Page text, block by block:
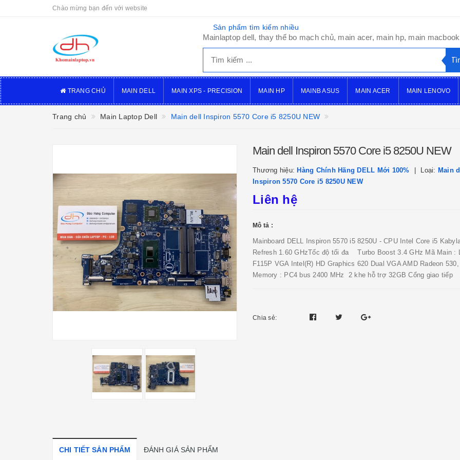
Chào mừng bạn đến với website
Sản phẩm tìm kiếm nhiều
Mainlaptop dell, thay thế bo mạch chủ, main acer, main hp, main
TRANG CHỦ MAIN DELL MAIN XPS - PRECISION MAIN HP MAINB ASUS MAIN ACER MAIN LENOVO
Trang chủ Main Laptop Dell Main dell Inspiron 5570 Core i5 8250U NEW
Main dell Inspiron 5570 Core i5 8250U NEW
Thương hiệu: Hàng Chính Hãng DELL Mới 100% Loại: Main
Inspiron 5570 Core i5 8250U NEW
Liên hệ
Mô tả :
Mainboard DELL Inspiron 5570 i5 8250U - CPU Intel Core i5
Refresh 1.60 GHzTốc độ tối đa Turbo Boost 3.4 GHz Mã Main :
F115P VGA Intel(R) HD Graphics 620 Dual VGA AMD Radeon
Memory : PC4 bus 2400 MHz 2 khe hỗ trợ 32GB Cổng giao
Chia sẻ:
CHI TIẾT SẢN PHẨM ĐÁNH GIÁ SẢN PHẨM